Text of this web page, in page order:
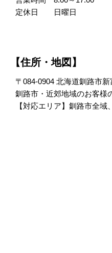
定休日 日曜日
【住所・地図】
〒084-0904 北海道釧路市
釧路市・近郊地域のお客様
【対応エリア】釧路市全